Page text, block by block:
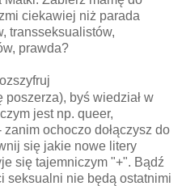
ciekawiej niż parada
transseksualistów,
prawda?
poszerza), byś wiedział w
jest np. queer,
ochoczo dołączysz do
się jakie nowe litery
się tajemniczym "+". Bądź
seksualni nie będą ostatnimi